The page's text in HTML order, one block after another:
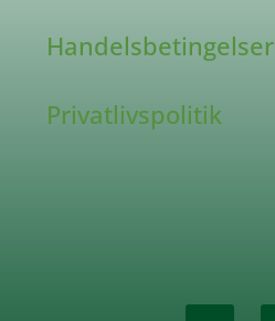
Handelsbetingelser
Privatlivspolitik